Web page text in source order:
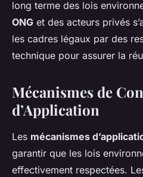
long terme des lois
ONG et des acteurs privés
les cadres légaux par des
technique pour assurer la
Mécanismes de
d’Application
Les mécanismes
garantir que les lois
effectivement respectées.